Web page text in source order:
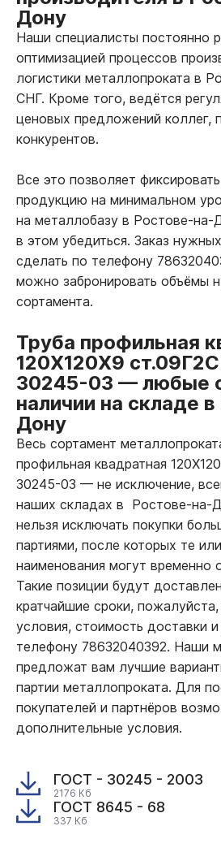
Дону
Наши специалисты постоянно
оптимизацией процессов
логистики металлопроката в
СНГ. Кроме того, ведётся
ценовых предложений коллег,
конкурентов.
Все это позволяет
продукцию на минимальном
на металлобазу в Ростове-
в этом убедиться. Заказ
сделать по телефону
можно забронировать объёмы
сортамента.
Труба профильная
120Х120Х9
30245-03 — любые
наличии на складе
Дону
Весь сортамент
профильная квадратная
30245-03 — не исключение,
наших складах в Ростове-на-
нельзя исключать покупки
партиями, после которых те
наименования могут временно
Такие позиции будут
кратчайшие сроки,
условия, стоимость доставки
телефону 78632040392. Наши
предложат вам лучшие
партии металлопроката. Для
покупателей и партнёров
дополнительные условия.
ГОСТ - 30245 - 2003
2176 Кб
ГОСТ 8645 - 68
337 Кб